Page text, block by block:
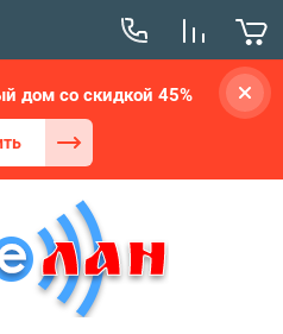
дом со скидкой 45%